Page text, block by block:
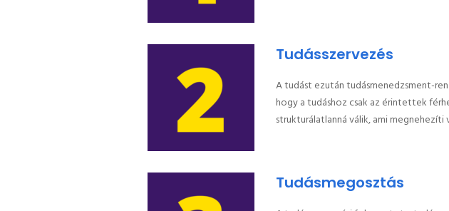
Tudásszervezés
A tudást ezután tudásmenedzsment-
hogy a tudáshoz csak az érintettek
strukturálatlanná válik, ami
Tudásmegosztás